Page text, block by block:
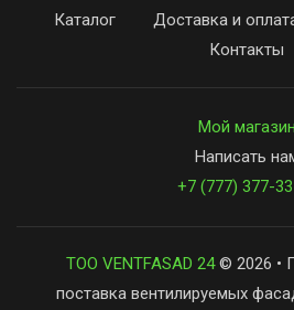
Каталог Доставка и
Контакты
Мой магазин
Написать
+7 (777) 377-
ТОО VENTFASAD 24© 2026 •
поставка вентилируемых